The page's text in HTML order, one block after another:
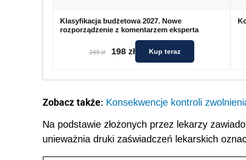
Klasyfikacja budżetowa 2027. Nowe
rozporządzenie z komentarzem eksperta
249 zł 198 zł Kup teraz
Zobacz także: Konsekwencje kontroli
Na podstawie złożonych przez lekarzy
unieważnia druki zaświadczeń lekarskich